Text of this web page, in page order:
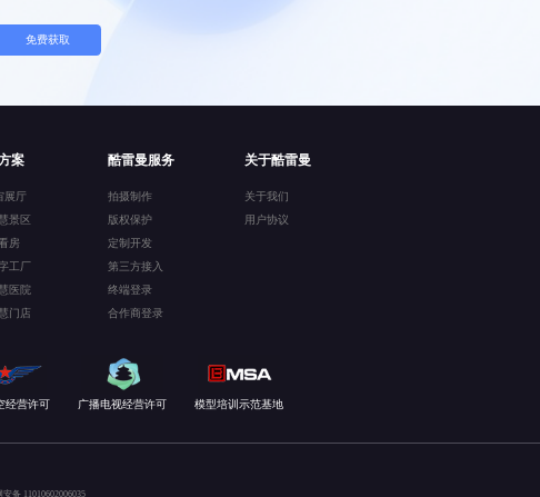
免费获取
案
展厅
景区
房
工厂
医院
门店
酷雷曼服务
拍摄制作
版权保护
定制开发
第三方接入
终端登录
合作商登录
关于酷雷曼
关于我们
用户协议
经营许可 广播电视经营许可 模型培训示范基地
安备 11010602006035